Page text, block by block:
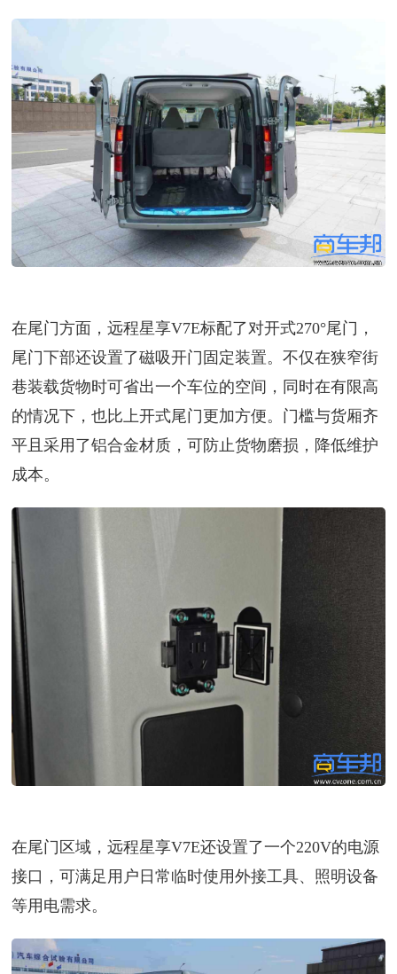
在尾门方面，远程星享V7E标配了对开式270°尾门，
尾门下部还设置了磁吸开门固定装置。不仅在狭窄街
巷装载货物时可省出一个车位的空间，同时在有限高
的情况下，也比上开式尾门更加方便。门槛与货厢齐
平且采用了铝合金材质，可防止货物磨损，降低维护
成本。
在尾门区域，远程星享V7E还设置了一个220V的电源
接口，可满足用户日常临时使用外接工具、照明设备
等用电需求。